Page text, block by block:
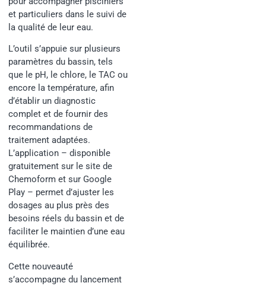
et particuliers dans le suivi de
la qualité de leur eau.
L’outil s’appuie sur plusieurs
paramètres du bassin, tels
que le pH, le chlore, le TAC ou
encore la température, afin
d’établir un diagnostic
complet et de fournir des
recommandations de
traitement adaptées.
L’application – disponible
gratuitement sur le site de
Chemoform et sur Google
Play – permet d’ajuster les
dosages au plus près des
besoins réels du bassin et de
faciliter le maintien d’une eau
équilibrée.
Cette nouveauté
s’accompagne du lancement